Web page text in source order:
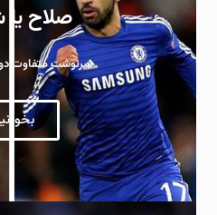
صلاح یا
سرنوشت متفاوت